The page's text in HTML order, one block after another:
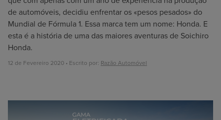
de automóveis, decidiu enfrentar os «pesos pesados» do
Mundial de Fórmula 1. Essa marca tem um nome: Honda. E
esta é a história de uma das maiores aventuras de Soichiro
Honda.
12 de Fevereiro 2020 • Escrito por: Razão Automóvel